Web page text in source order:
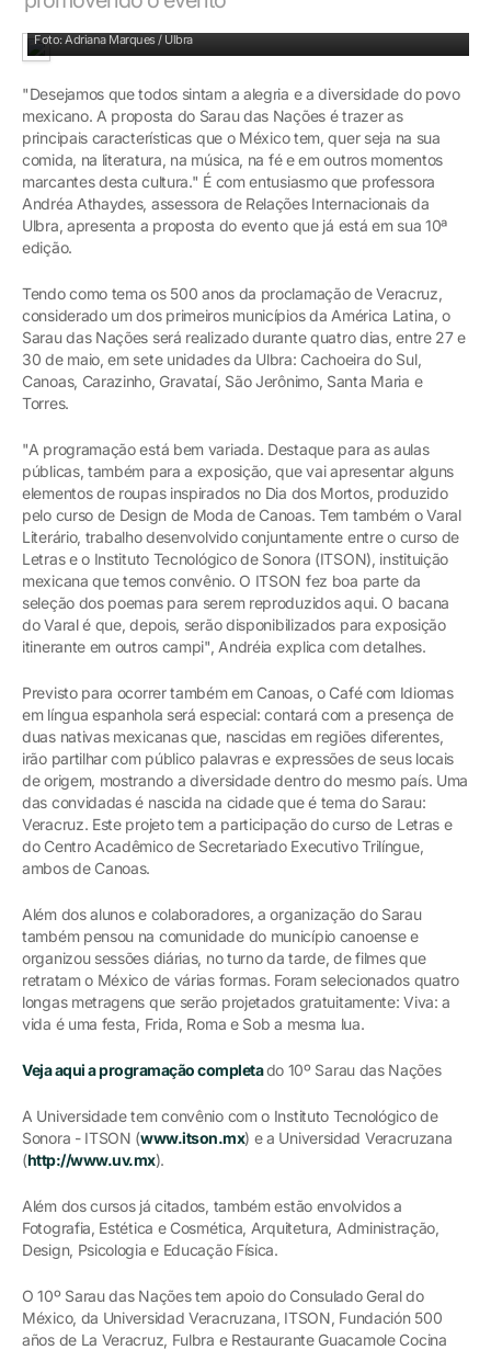
Foto: Adriana Marques / Ulbra
"Desejamos que todos sintam a alegria e a diversidade do povo
mexicano. A proposta do Sarau das Nações é trazer as
principais características que o México tem, quer seja na sua
comida, na literatura, na música, na fé e em outros momentos
marcantes desta cultura." É com entusiasmo que professora
Andréa Athaydes, assessora de Relações Internacionais da
Ulbra, apresenta a proposta do evento que já está em sua 10ª
edição.
Tendo como tema os 500 anos da proclamação de Veracruz,
considerado um dos primeiros municípios da América Latina, o
Sarau das Nações será realizado durante quatro dias, entre 27 e
30 de maio, em sete unidades da Ulbra: Cachoeira do Sul,
Canoas, Carazinho, Gravataí, São Jerônimo, Santa Maria e
Torres.
"A programação está bem variada. Destaque para as aulas
públicas, também para a exposição, que vai apresentar alguns
elementos de roupas inspirados no Dia dos Mortos, produzido
pelo curso de Design de Moda de Canoas. Tem também o Varal
Literário, trabalho desenvolvido conjuntamente entre o curso de
Letras e o Instituto Tecnológico de Sonora (ITSON), instituição
mexicana que temos convênio. O ITSON fez boa parte da
seleção dos poemas para serem reproduzidos aqui. O bacana
do Varal é que, depois, serão disponibilizados para exposição
itinerante em outros campi", Andréia explica com detalhes.
Previsto para ocorrer também em Canoas, o Café com Idiomas
em língua espanhola será especial: contará com a presença de
duas nativas mexicanas que, nascidas em regiões diferentes,
irão partilhar com público palavras e expressões de seus locais
de origem, mostrando a diversidade dentro do mesmo país. Uma
das convidadas é nascida na cidade que é tema do Sarau:
Veracruz. Este projeto tem a participação do curso de Letras e
do Centro Acadêmico de Secretariado Executivo Trilíngue,
ambos de Canoas.
Além dos alunos e colaboradores, a organização do Sarau
também pensou na comunidade do município canoense e
organizou sessões diárias, no turno da tarde, de filmes que
retratam o México de várias formas. Foram selecionados quatro
longas metragens que serão projetados gratuitamente: Viva: a
vida é uma festa, Frida, Roma e Sob a mesma lua.
Veja aqui a programação completado 10º Sarau das Nações
A Universidade tem convênio com o Instituto Tecnológico de
Sonora - ITSON (www.itson.mx) e a Universidad Veracruzana
(http://www.uv.mx).
Além dos cursos já citados, também estão envolvidos a
Fotografia, Estética e Cosmética, Arquitetura, Administração,
Design, Psicologia e Educação Física.
O 10º Sarau das Nações tem apoio do Consulado Geral do
México, da Universidad Veracruzana, ITSON, Fundación 500
años de La Veracruz, Fulbra e Restaurante Guacamole Cocina